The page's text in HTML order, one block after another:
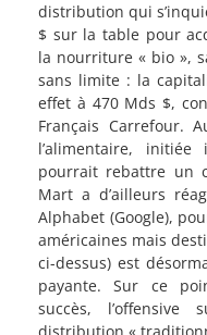
distribution qui
$ sur la table pour
la nourriture « bio »,
sans limite : la
effet à 470 Mds $,
Français Carrefour.
l’alimentaire,
pourrait rebattre un
Mart a d’ailleurs
Alphabet (Google),
américaines mais
ci-dessus) est
payante. Sur ce
succès,